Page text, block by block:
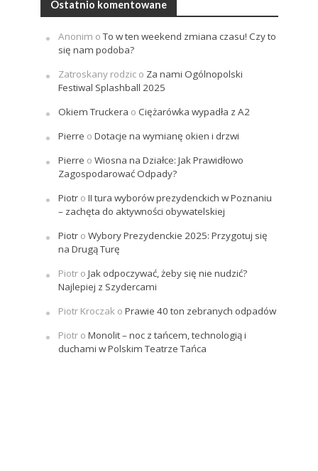
Ostatnio komentowane
Anonim oTo w ten weekend zmiana czasu! Czy to
się nam podoba?
Zatroskany rodzico Za nami Ogólnopolski
Festiwal Splashball 2025
Okiem Truckera o Ciężarówka wypadła z A2
Pierre o Dotacje na wymianę okien i drzwi
Pierre o Wiosna na Działce: Jak Prawidłowo
Zagospodarować Odpady?
Piotro II tura wyborów prezydenckich w Poznaniu
– zachęta do aktywności obywatelskiej
Piotro Wybory Prezydenckie 2025: Przygotuj się
na Drugą Turę
Piotro Jak odpoczywać, żeby się nie nudzić?
Najlepiej z Szydercami
Piotr Kroczako Prawie 40 ton zebranych odpadów
Piotro Monolit – noc z tańcem, technologią i
duchami w Polskim Teatrze Tańca